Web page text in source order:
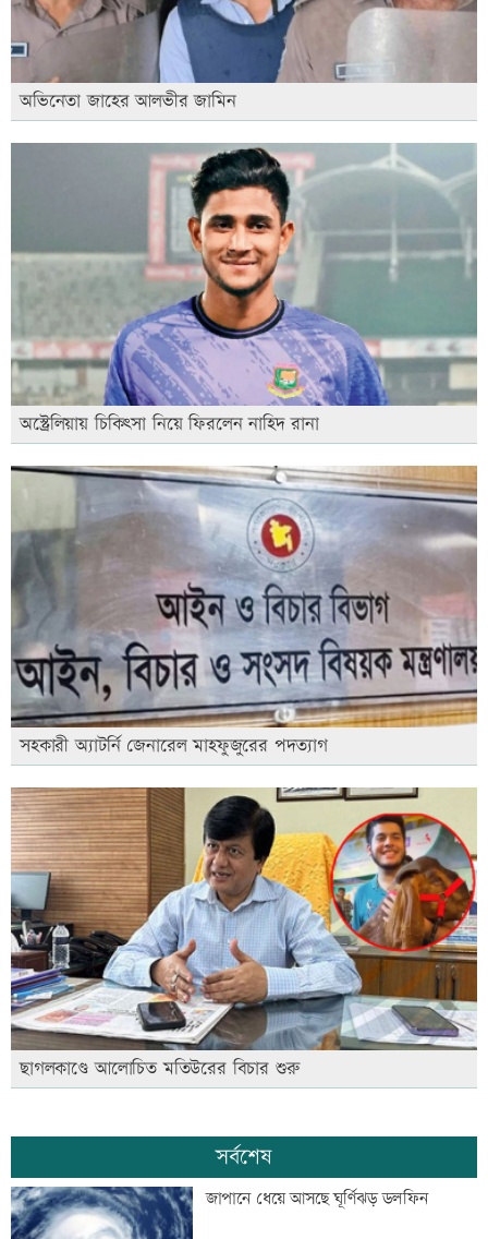
অভিনেতা জাহের আলভীর জামিন
অস্ট্রেলিয়ায় চিকিৎসা নিয়ে ফিরলেন নাহিদ রানা
সহকারী অ্যাটর্নি জেনারেল মাহফুজুরের পদত্যাগ
ছাগলকাণ্ডে আলোচিত মতিউরের বিচার শুরু
সর্বশেষ
জাপানে ধেয়ে আসছে ঘূর্ণিঝড় ডলফিন